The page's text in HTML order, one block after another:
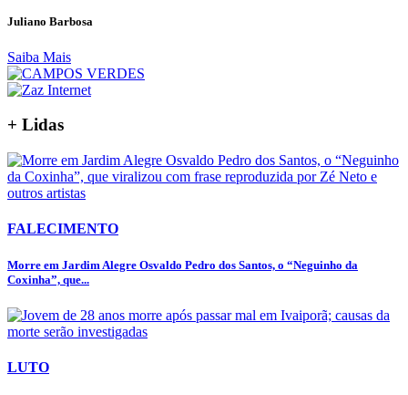
Juliano Barbosa
Saiba Mais
+ Lidas
FALECIMENTO
Morre em Jardim Alegre Osvaldo Pedro dos Santos, o “Neguinho da
Coxinha”, que...
LUTO